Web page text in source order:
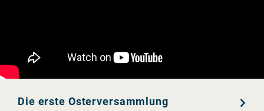
Die erste Osterversammlung